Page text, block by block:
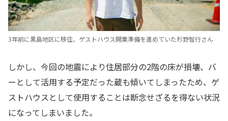
3年前に黒島地区に移住、ゲストハウス開業準備を進めていた杉野智行さん
しかし、今回の地震により住居部分の2階の床が損壊、バ
ーとして活用する予定だった蔵も傾いてしまったため、ゲ
ストハウスとして使用することは断念せざるを得ない状況
になってしまいました。